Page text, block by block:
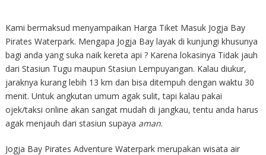
Kami bermaksud menyampaikan Harga Tiket Masuk Jogja Bay
Pirates Waterpark. Mengapa Jogja Bay layak di kunjungi khusunya
bagi anda yang suka naik kereta api ? Karena lokasinya Tidak jauh
dari Stasiun Tugu maupun Stasiun Lempuyangan. Kalau diukur,
jaraknya kurang lebih 13 km dan bisa ditempuh dengan waktu 30
menit. Untuk angkutan umum agak sulit, tapi kalau pakai
ojek/taksi online akan sangat mudah di jangkau, tentu anda harus
agak menjauh dari stasiun supaya aman.
Jogja Bay Pirates Adventure Waterpark merupakan wisata air